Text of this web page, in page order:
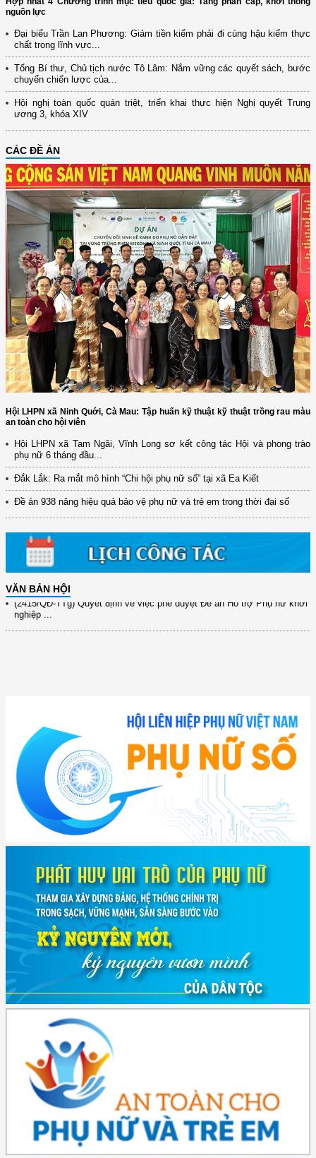
nguồn lực
Đại biểu Trần Lan Phương: Giảm tiền kiểm phải đi cùng hậu kiểm thực
chất trong lĩnh vực...
Tổng Bí thư, Chủ tịch nước Tô Lâm: Nắm vững các quyết sách, bước
chuyển chiến lược của...
Hội nghị toàn quốc quán triệt, triển khai thực hiện Nghị quyết Trung
ương 3, khóa XIV
CÁC ĐỀ ÁN
Hội LHPN xã Ninh Quới, Cà Mau: Tập huấn kỹ thuật kỹ thuật trồng rau màu
an toàn cho hội viên
Hội LHPN xã Tam Ngãi, Vĩnh Long sơ kết công tác Hội và phong trào
phụ nữ 6 tháng đầu...
Đắk Lắk: Ra mắt mô hình “Chi hội phụ nữ số” tại xã Ea Kiết
Đề án 938 nâng hiệu quả bảo vệ phụ nữ và trẻ em trong thời đại số
VĂN BẢN HỘI
(12/TB-HĐKH) V/v đăng ký, đề xuất nhiệm vụ Khoa học, công nghệ và
đổi mới ...
(898/KH/ĐCT) Kế hoạch thực hiện Quyết định số 2415/QĐ-TTg ngày
(417/QĐ-BNNMT) Quyết định phê duyệt Chương trình mục tiêu quốc gia
(891/KH-ĐCT) Kế hoạch thực hiện Nghị quyết số 72-NQ/TW ngày
9/9/2025 của Bộ ...
(2415/QĐ-TTg) Quyết định về việc phê duyệt Đề án Hỗ trợ Phụ nữ khởi
nghiệp ...